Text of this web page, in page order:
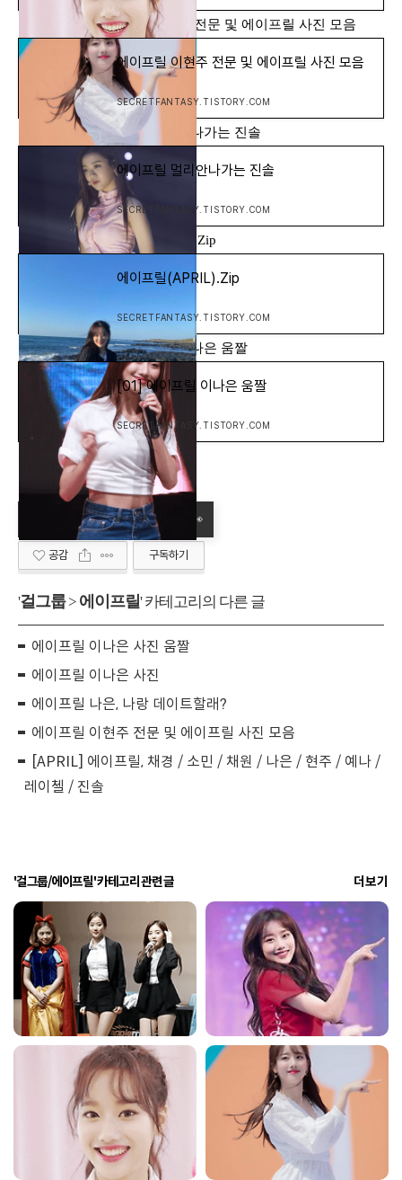
[에이프릴] - 에이프릴 이현주 전문 및 에이프릴 사진 모음
에이프릴 이현주 전문 및 에이프릴 사진 모음
SECRETFANTASY.TISTORY.COM
[에이프릴] - 에이프릴 멀리안나가는 진솔
에이프릴 멀리안나가는 진솔
SECRETFANTASY.TISTORY.COM
[에이프릴] - 에이프릴(APRIL).Zip
에이프릴(APRIL).Zip
SECRETFANTASY.TISTORY.COM
[에이프릴] - [01] 에이프릴 이나은 움짤
[01] 에이프릴 이나은 움짤
SECRETFANTASY.TISTORY.COM
공감 구독하기
'걸그룹> 에이프릴' 카테고리의 다른 글
에이프릴 이나은 사진 움짤
에이프릴 이나은 사진
에이프릴 나은, 나랑 데이트할래?
에이프릴 이현주 전문 및 에이프릴 사진 모음
[APRIL] 에이프릴, 채경 / 소민 / 채원 / 나은 / 현주 / 예나 /
레이첼 / 진솔
'걸그룹/에이프릴' 카테고리 관련 글 더보기